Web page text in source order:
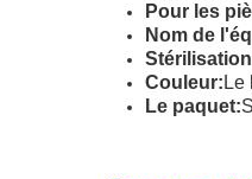
Pour les
Nom de
Couleur: Le
Le paquet: